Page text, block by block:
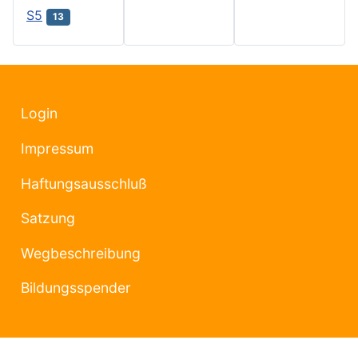
S5 13
Login
Impressum
Haftungsausschluß
Satzung
Wegbeschreibung
Bildungsspender